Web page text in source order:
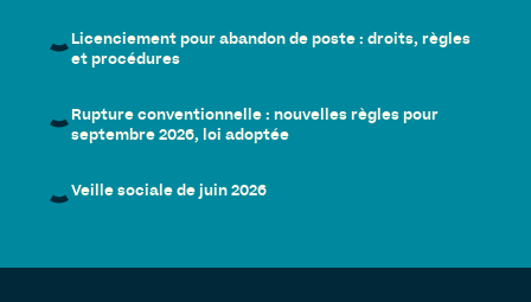
Licenciement pour abandon de poste : droits, règles
et procédures
Rupture conventionnelle : nouvelles règles pour
septembre 2026, loi adoptée
Veille sociale de juin 2026